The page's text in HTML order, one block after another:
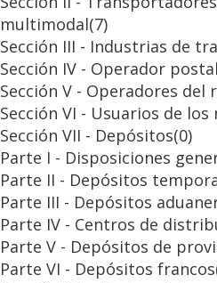
multimodal(7)
Sección III - Industrias de
Sección IV - Operador
Sección V - Operadores
Sección VI - Usuarios de
Sección VII - Depósitos(0)
Parte I - Disposiciones
Parte II - Depósitos
Parte III - Depósitos
Parte IV - Centros de
Parte V - Depósitos de
Parte VI - Depósitos francos